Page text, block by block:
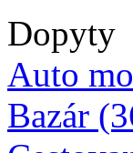
Dopyty
Auto
Bazár